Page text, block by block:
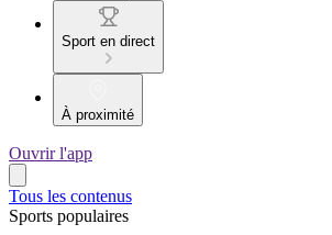
Sport en direct
À proximité
Ouvrir l'app
Tous les contenus
Sports populaires